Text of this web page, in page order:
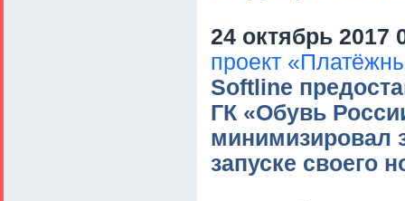
24 октябрь 2017
проект
Softline
ГК «Обувь
минимизировал
запуске своего